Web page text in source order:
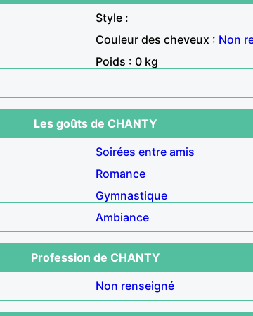
Style :
Couleur des cheveux : Non
Poids : 0 kg
Les goûts de CHANTY
Soirées entre amis
Romance
Gymnastique
Ambiance
Profession de CHANTY
Non renseigné